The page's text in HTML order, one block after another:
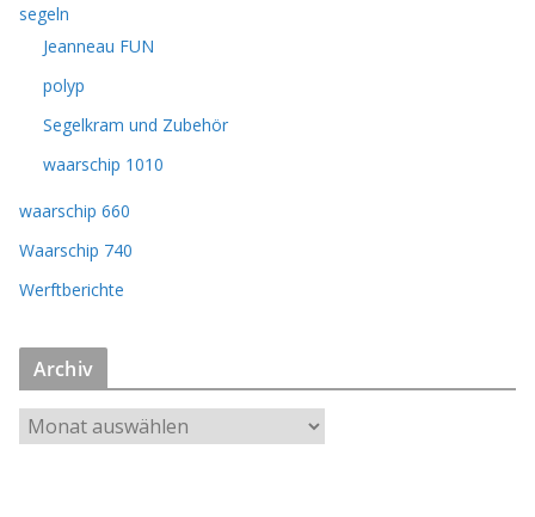
segeln
Jeanneau FUN
polyp
Segelkram und Zubehör
waarschip 1010
waarschip 660
Waarschip 740
Werftberichte
Archiv
r